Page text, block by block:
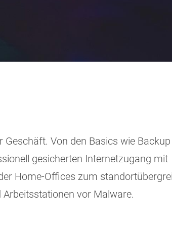
Geschäft. Von den Basics wie
gesicherten Internetzugang mit
Home-Offices zum
vor Malware.